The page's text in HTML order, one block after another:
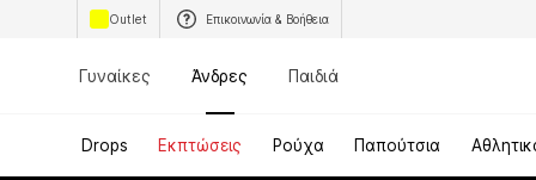
Outlet Επικοινωνία & Βοήθεια
Γυναίκες Άνδρες Παιδιά
Drops Εκπτώσεις Ρούχα Παπούτσια